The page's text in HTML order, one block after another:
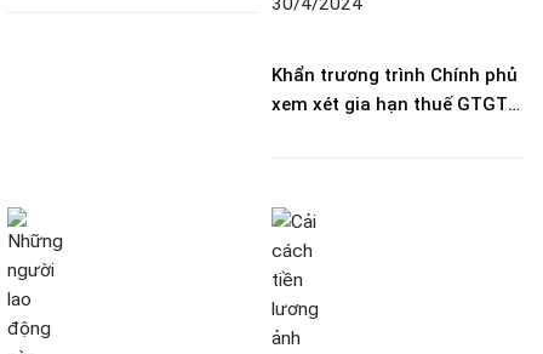
Khẩn trương trình Chính phủ
xem xét gia hạn thuế GTGT